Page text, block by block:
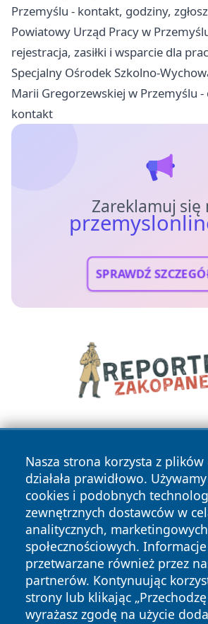
Przemyślu - kontakt, godziny,
Powiatowy Urząd Pracy w
rejestracja, zasiłki i wsparcie dla
Specjalny Ośrodek Szkolno-
Marii Gregorzewskiej w Przemyślu -
kontakt
Zareklamuj się
SPRAWDŹ
Nasza strona korzysta z
działała prawidłowo.
cookies i podobnych
zewnętrznych dostawców w
analitycznych,
społecznościowych.
przetwarzane również przez
partnerów. Kontynuując
strony lub klikając
wyrażasz zgodę na użycie
Copyright © 2026 przemyslonline.pl
zastrzeżone.
News Autorzy
Polityka
Prywatności